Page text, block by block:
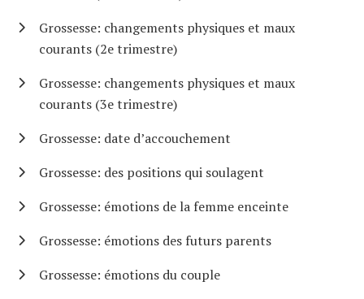
Grossesse: changements physiques et maux
courants (2e trimestre)
Grossesse: changements physiques et maux
courants (3e trimestre)
Grossesse: date d’accouchement
Grossesse: des positions qui soulagent
Grossesse: émotions de la femme enceinte
Grossesse: émotions des futurs parents
Grossesse: émotions du couple